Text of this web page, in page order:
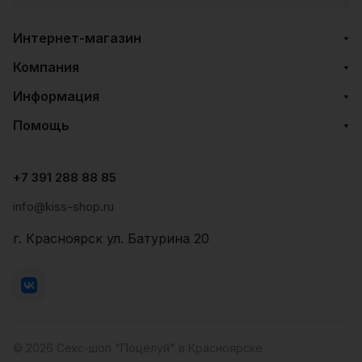
Интернет-магазин
Компания
Информация
Помощь
+7 391 288 88 85
info@kiss-shop.ru
г. Красноярск ул. Батурина 20